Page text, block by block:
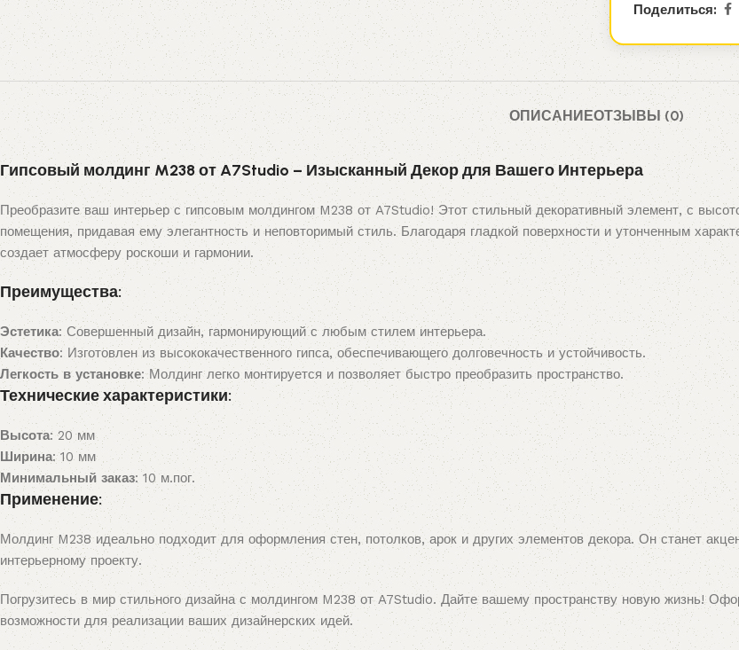
Поделиться:
ОПИСАНИЕОТЗЫВЫ (0)
Гипсовый молдинг M238 от A7Studio – Изысканный Декор для Вашего Интерьера
Преобразите ваш интерьер с гипсовым молдингом M238 от A7Studio! Этот стильный декоративный элемент, с
помещения, придавая ему элегантность и неповторимый стиль. Благодаря гладкой поверхности и утонченным
создает атмосферу роскоши и гармонии.
Преимущества:
Эстетика: Совершенный дизайн, гармонирующий с любым стилем интерьера.
Качество: Изготовлен из высококачественного гипса, обеспечивающего долговечность и устойчивость.
Легкость в установке: Молдинг легко монтируется и позволяет быстро преобразить пространство.
Технические характеристики:
Высота: 20 мм
Ширина: 10 мм
Минимальный заказ: 10 м.пог.
Применение:
Молдинг M238 идеально подходит для оформления стен, потолков, арок и других элементов декора. Он станет
интерьерному проекту.
Погрузитесь в мир стильного дизайна с молдингом M238 от A7Studio. Дайте вашему пространству новую жизнь!
возможности для реализации ваших дизайнерских идей.